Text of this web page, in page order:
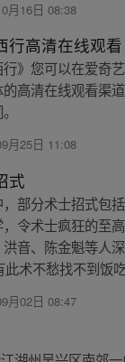
月16日 08:38
行高清在线观看
行》您可以在爱奇
高清在线观看渠
月25日 11:08
式
部分术士招式包
令术士疯狂的至
音、陈金魁等人深
术不愁找不到饭
月02日 08:47